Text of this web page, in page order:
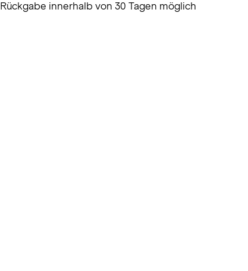
Rückgabe innerhalb von 30 Tagen möglich